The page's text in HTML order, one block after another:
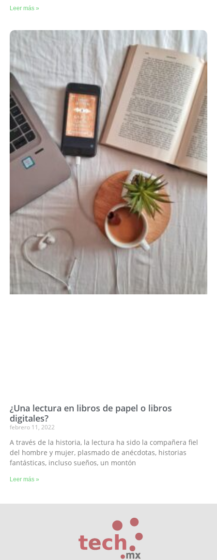
Leer más »
¿Una lectura en libros de papel o libros
digitales?
febrero 11, 2022
A través de la historia, la lectura ha sido la compañera fiel
del hombre y mujer, plasmado de anécdotas, historias
fantásticas, incluso sueños, un montón
Leer más »